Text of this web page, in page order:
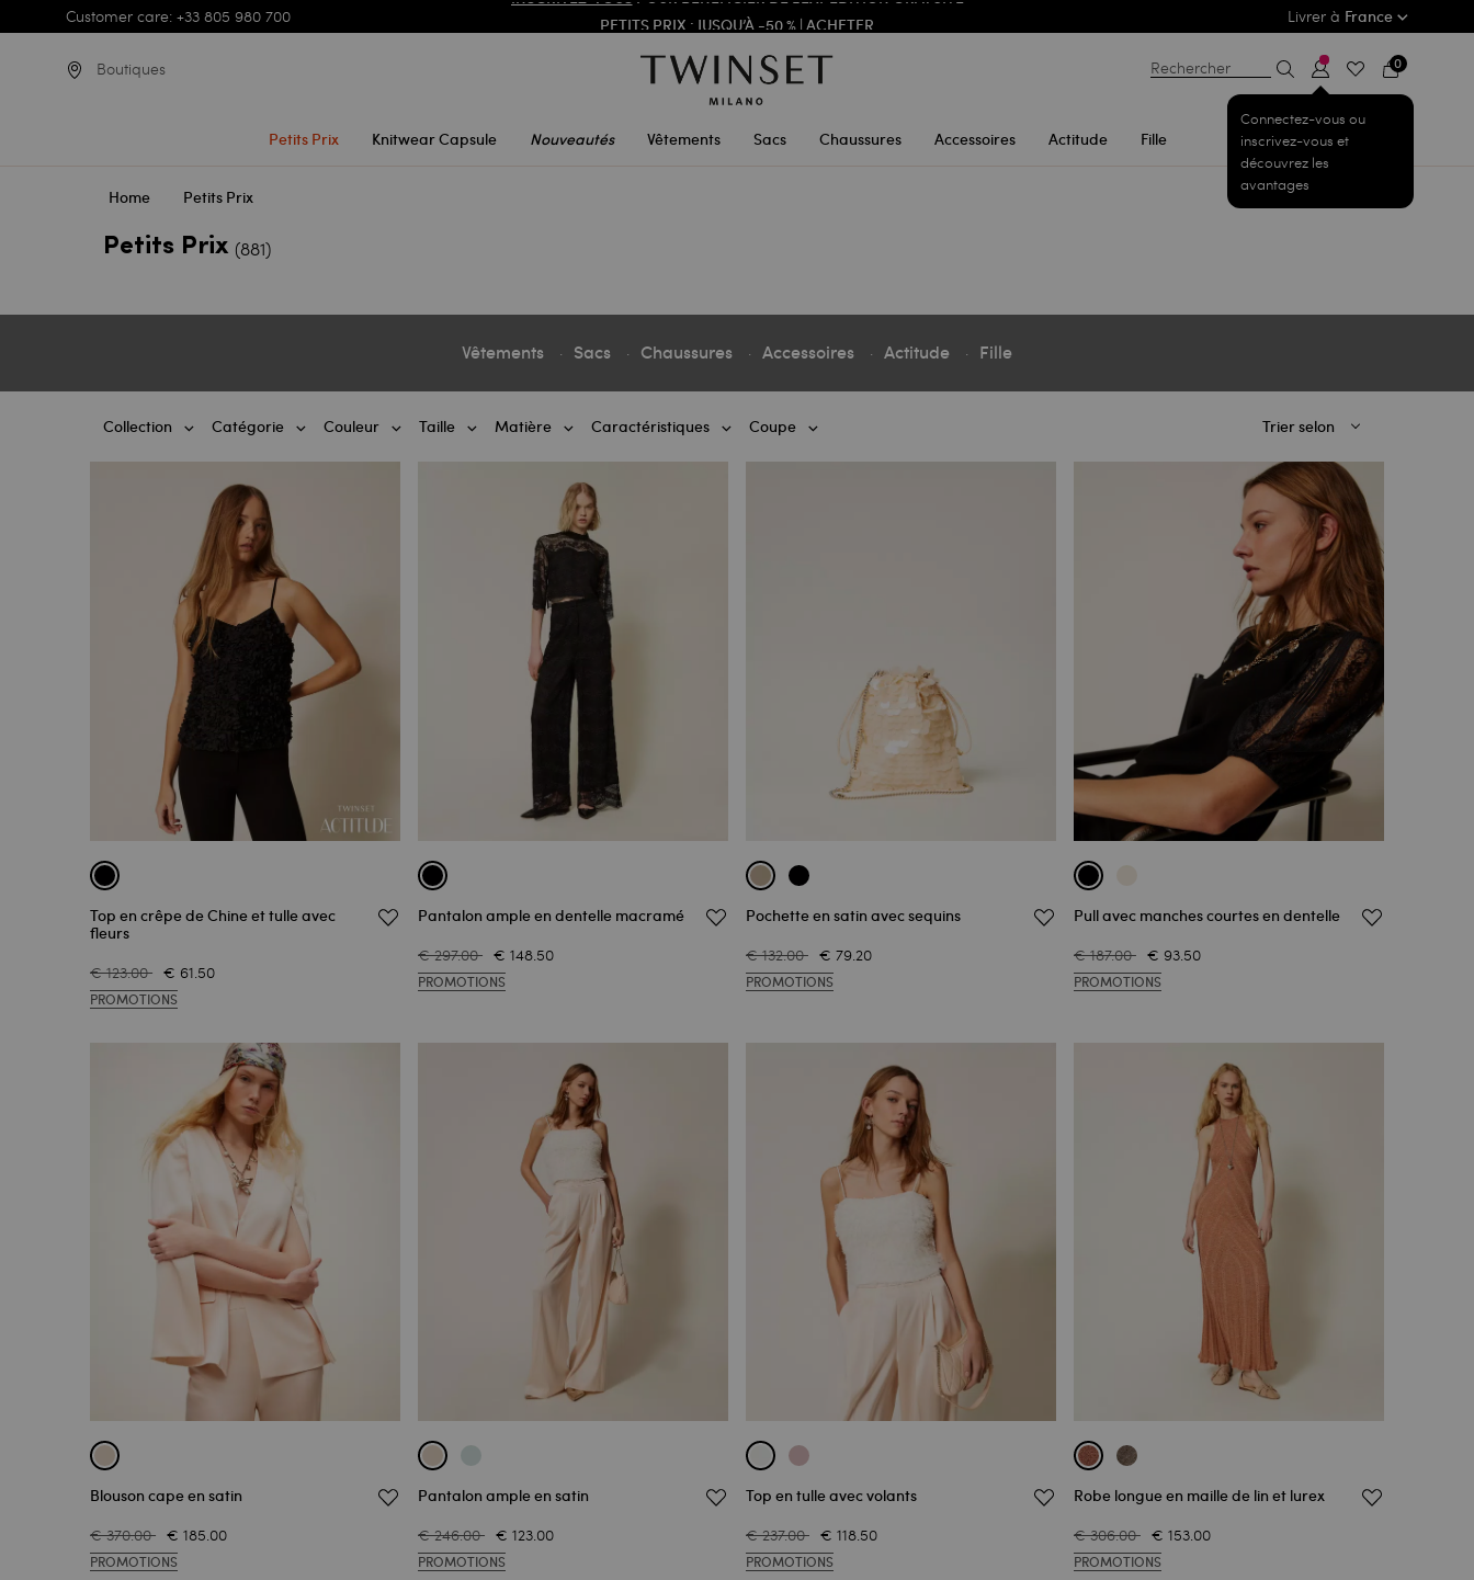
Customer care: +33 805 980 700 PETITS PRIX : JUSQU’À -50 % | ACHETER
Livrer à France
Boutiques
Petits Prix Knitwear Capsule Nouveautés Vêtements Sacs Chaussures Accessoires Actitude Fille
Rechercher
Connectez-vous ou
inscrivez-vous et
découvrez les
avantages
0
Home Petits Prix
Petits Prix (881)
Vêtements Sacs Chaussures Accessoires Actitude Fille
Collection Catégorie Couleur Taille Matière Caractéristiques Coupe Trier selon
Top en crêpe de Chine et tulle avec
fleurs
€ 123.00 € 61.50
PROMOTIONS
Pantalon ample en dentelle macramé
€ 297.00 € 148.50
PROMOTIONS
Pochette en satin avec sequins
€ 132.00 € 79.20
PROMOTIONS
Pull avec manches courtes en dentelle
€ 187.00 € 93.50
PROMOTIONS
Blouson cape en satin
€ 370.00 € 185.00
PROMOTIONS
Pantalon ample en satin
€ 246.00 € 123.00
PROMOTIONS
Top en tulle avec volants
€ 237.00 € 118.50
PROMOTIONS
Robe longue en maille de lin et lurex
€ 306.00 € 153.00
PROMOTIONS